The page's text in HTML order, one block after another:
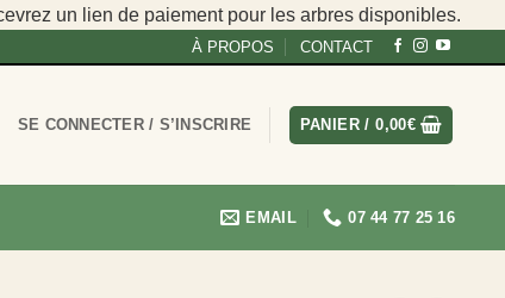
un lien de paiement pour les arbres disponibles.
À PROPOS CONTACT
SE CONNECTER / S’INSCRIRE PANIER /0,00€
EMAIL 07 44 77 25 16